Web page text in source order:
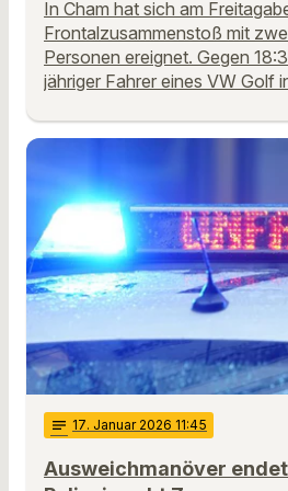
In Cham hat sich am
Frontalzusammenstoß mit
Personen ereignet. Gegen
jähriger Fahrer eines VW Golf
notes 17. Januar 2026 11:45
Ausweichmanöver